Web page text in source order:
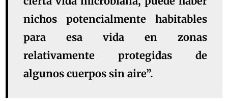
nichos potencialmente habitables
para esa vida en zonas
relativamente protegidas de
algunos cuerpos sin aire”.